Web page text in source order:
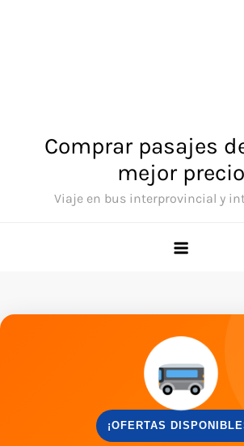
Comprar pasajes
mejor precio
Viaje en bus interprovincial y
¡OFERTAS